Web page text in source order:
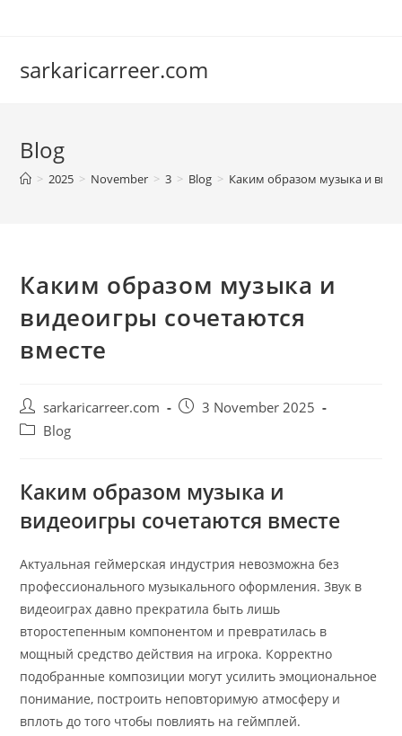
sarkaricarreer.com
Blog
> 2025 > November > 3 > Blog > Каким образом музыка и
Каким образом музыка и
видеоигры сочетаются
вместе
Post
author:
sarkaricarreer.com
Post3 November 2025
PostBlog
Каким образом музыка и
видеоигры сочетаются вместе
Актуальная геймерская индустрия невозможна без
профессионального музыкального оформления. Звук в
видеоиграх давно прекратила быть лишь
второстепенным компонентом и превратилась в
мощный средство действия на игрока. Корректно
подобранные композиции могут усилить эмоциональное
понимание, построить неповторимую атмосферу и
вплоть до того чтобы повлиять на геймплей.